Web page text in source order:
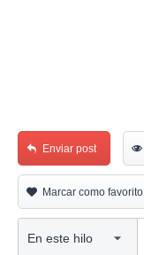
Enviar post
Marcar como favorito